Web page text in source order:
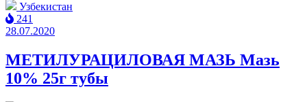
Узбекистан
241
28.07.2020
МЕТИЛУРАЦИЛОВАЯ МАЗЬ Мазь
10% 25г тубы